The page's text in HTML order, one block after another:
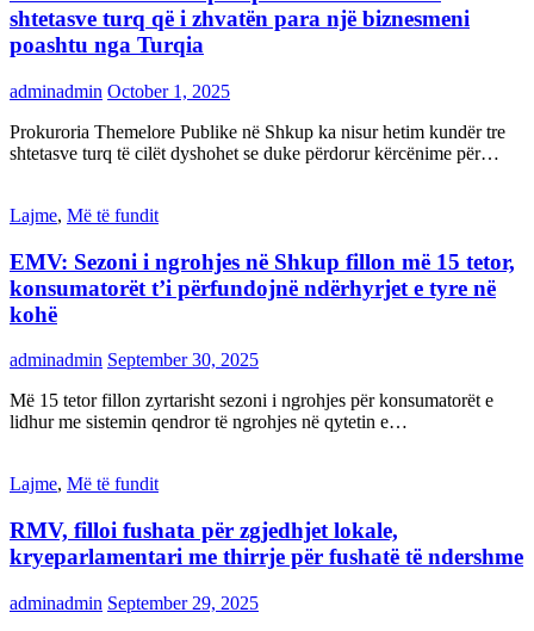
shtetasve turq që i zhvatën para një biznesmeni
poashtu nga Turqia
adminadmin October 1, 2025
Prokuroria Themelore Publike në Shkup ka nisur hetim kundër tre
shtetasve turq të cilët dyshohet se duke përdorur kërcënime për…
Lajme, Më të fundit
EMV: Sezoni i ngrohjes në Shkup fillon më 15 tetor,
konsumatorët t’i përfundojnë ndërhyrjet e tyre në
kohë
adminadmin September 30, 2025
Më 15 tetor fillon zyrtarisht sezoni i ngrohjes për konsumatorët e
lidhur me sistemin qendror të ngrohjes në qytetin e…
Lajme, Më të fundit
RMV, filloi fushata për zgjedhjet lokale,
kryeparlamentari me thirrje për fushatë të ndershme
adminadmin September 29, 2025